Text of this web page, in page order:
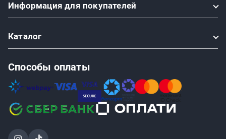
Информация для покупателей
Каталог
Способы оплаты